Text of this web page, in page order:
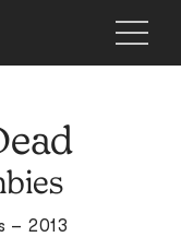
– 2013